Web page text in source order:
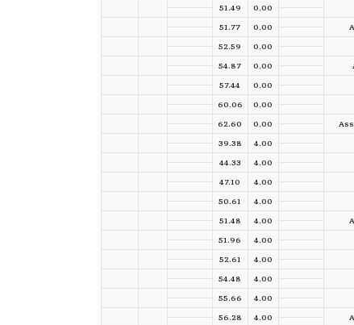
0.00
51.49
0.00
51.77
0.00
52.59
0.00
54.87
0.00
57.44
0.00
60.06
0.00
62.60
4.00
39.38
4.00
44.33
4.00
47.10
4.00
50.61
4.00
51.48
4.00
51.96
4.00
52.61
4.00
54.48
4.00
55.66
4.00
56.28